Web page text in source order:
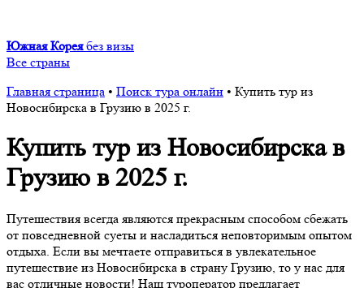
Южная Корея без визы
Все страны
Главная страница • Поиск тура онлайн • Купить тур из
Новосибирска в Грузию в 2025 г.
Купить тур из Новосибирска в
Грузию в 2025 г.
Путешествия всегда являются прекрасным способом сбежать
от повседневной суеты и насладиться неповторимым опытом
отдыха. Если вы мечтаете отправиться в увлекательное
путешествие из Новосибирска в страну Грузию, то у нас для
вас отличные новости! Наш туроператор предлагает